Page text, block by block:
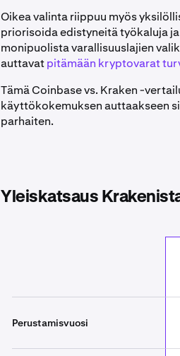
Oikea valinta riippuu myös
priorisoida edistyneitä työkaluja
monipuolista varallisuuslajien
auttavatpitämään kryptovarat
Tämä Coinbase vs. Kraken -
käyttökokemuksen auttaakseen
parhaiten.
Yleiskatsaus
Perustamisvuosi